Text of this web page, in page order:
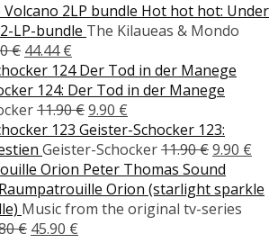
Hot hot hot: Under
LP-bundle The Kilaueas & Mondo
€ Ursprünglicher
Preis
war:
52.80 €
44.44€
Preis
ist:
44.44 €.
124: Der Tod in der Manege
11.90€Ursprünglicher
Preis
war:
11.90 €
9.90 €
Preis
ist:
9.90 €.
Geister-Schocker 123:
Geister-Schocker11.90€
Preis
war:
11.90 €
9.90 €
ist:
Peter Thomas Sound
Orion (starlight sparkle
Music from the original tv-series
€ Ursprünglicher
45.90 €